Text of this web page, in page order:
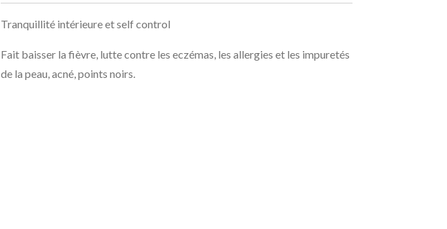
Tranquillité intérieure et self control
Fait baisser la fièvre, lutte contre les eczémas, les allergies et les impuretés
de la peau, acné, points noirs.